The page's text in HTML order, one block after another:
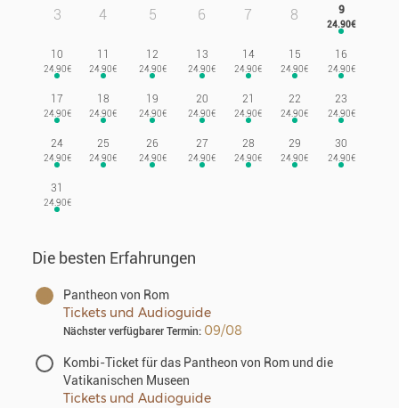
3 4 5 6 7 8 9
10 11 12 13 14 15 16
17 18 19 20 21 22 23
24 25 26 27 28 29 30
31
Die besten Erfahrungen
Pantheon von Rom
Tickets und Audioguide
Nächster verfügbarer Termin: 09/08
Kombi-Ticket für das Pantheon von Rom und die
Vatikanischen Museen
Tickets und Audioguide